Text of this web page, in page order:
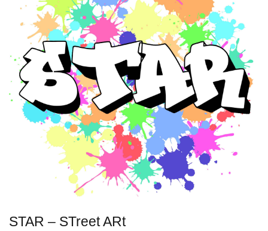
STAR – STreet ARt